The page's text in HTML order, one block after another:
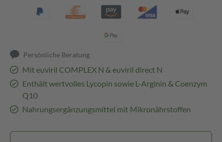
Persönliche Beratung
Mit euviril COMPLEX N & euviril direct N
Enthält wertvolles Lycopin sowie L-Arginin & Coenzym
Q10
Nahrungsergänzungsmittel mit Mikronährstoffen